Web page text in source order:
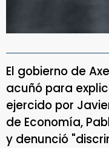
El gobierno de
acuñó para
ejercido por
de Economía,
y denunció